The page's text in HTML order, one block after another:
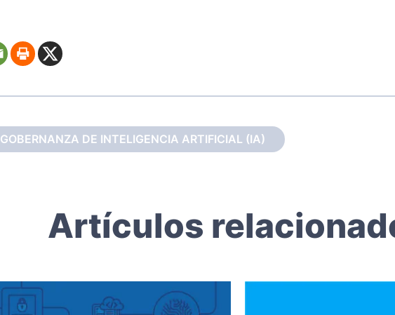
GOBERNANZA DE INTELIGENCIA ARTIFICIAL (IA)
Artículos